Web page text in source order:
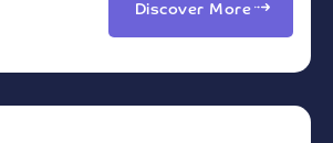
Discover More